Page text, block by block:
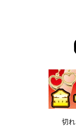
切